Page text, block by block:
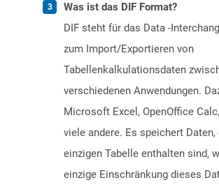
Was ist das DIF Format?
DIF steht für das Data -
zum Import/Exportieren von
Tabellenkalkulationsdaten
verschiedenen Anwendungen.
Microsoft Excel, OpenOffice
viele andere. Es speichert
einzigen Tabelle enthalten sind,
einzige Einschränkung dieses